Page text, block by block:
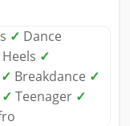
✓ Dance
✓
✓ Breakdance ✓
✓ Teenager ✓